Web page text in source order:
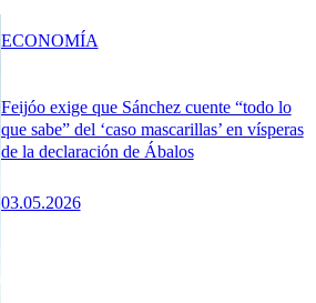
Feijóo exige que Sánchez cuente “todo lo
que sabe” del ‘caso mascarillas’ en vísperas
de la declaración de Ábalos
03.05.2026
ECONOMÍA